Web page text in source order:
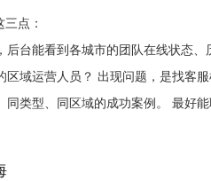
点：
后台能看到各城市的团队在线状态
区域运营人员？ 出现问题，是找客
同类型、同区域的成功案例。 最好